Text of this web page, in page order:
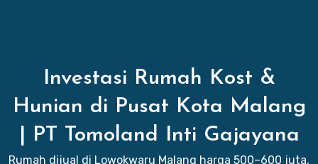
Investasi Rumah Kost &
Hunian di Pusat Kota Malang
| PT Tomoland Inti Gajayana
Rumah dijual di Lowokwaru Malang harga 500–600 juta,